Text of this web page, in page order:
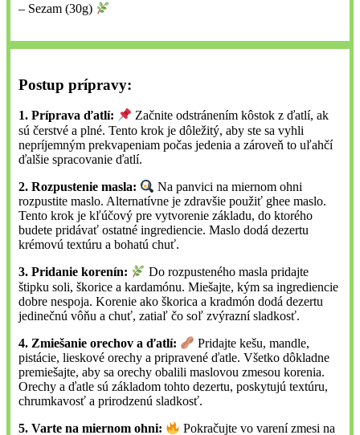
– Sezam (30g)
Postup prípravy:
1. Príprava ďatlí:
Začnite odstránením kôstok z ďatlí, ak
sú čerstvé a plné. Tento krok je dôležitý, aby ste sa vyhli
nepríjemným prekvapeniam počas jedenia a zároveň to uľahčí
ďalšie spracovanie ďatlí.
2. Rozpustenie masla:
Na panvici na miernom ohni
rozpustite maslo. Alternatívne je zdravšie použiť ghee maslo.
Tento krok je kľúčový pre vytvorenie základu, do ktorého
budete pridávať ostatné ingrediencie. Maslo dodá dezertu
krémovú textúru a bohatú chuť.
3. Pridanie korenín:
Do rozpusteného masla pridajte
štipku soli, škorice a kardamónu. Miešajte, kým sa ingrediencie
dobre nespoja. Korenie ako škorica a kradmón dodá dezertu
jedinečnú vôňu a chuť, zatiaľ čo soľ zvýrazní sladkosť.
4. Zmiešanie orechov a ďatlí:
Pridajte kešu, mandle,
pistácie, lieskové orechy a pripravené ďatle. Všetko dôkladne
premiešajte, aby sa orechy obalili maslovou zmesou korenia.
Orechy a ďatle sú základom tohto dezertu, poskytujú textúru,
chrumkavosť a prirodzenú sladkosť.
5. Varte na miernom ohni:
Pokračujte vo varení zmesi na